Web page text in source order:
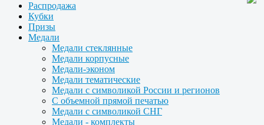
Распродажа
Кубки
Призы
Медали
Медали стеклянные
Медали корпусные
Медали-эконом
Медали тематические
Медали с символикой России и регионов
С объемной прямой печатью
Медали с символикой СНГ
Медали - комплекты